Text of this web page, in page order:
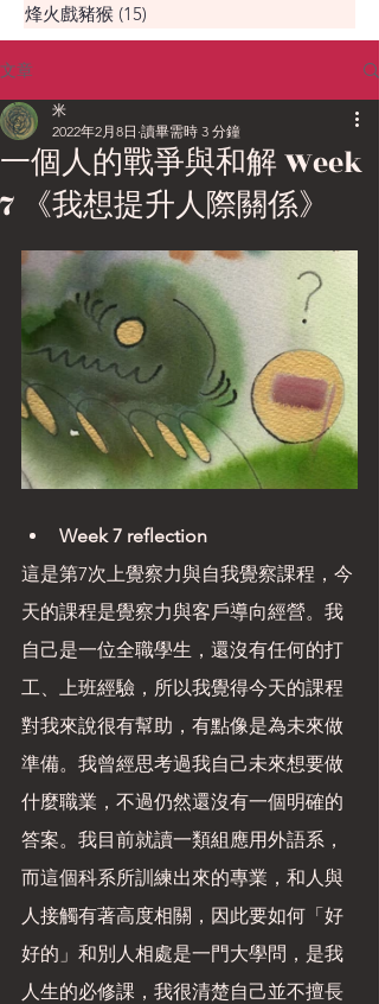
烽火戲豬猴 (15)
文章
一個人的戰爭與和解 Week
7 《我想提升人際關係》
米
2022年2月8日 讀畢需時 3 分鐘
Week 7 reflection
這是第7次上覺察力與自我覺察課程，今
天的課程是覺察力與客戶導向經營。我
自己是一位全職學生，還沒有任何的打
工、上班經驗，所以我覺得今天的課程
對我來說很有幫助，有點像是為未來做
準備。我曾經思考過我自己未來想要做
什麼職業，不過仍然還沒有一個明確的
答案。我目前就讀一類組應用外語系，
而這個科系所訓練出來的專業，和人與
人接觸有著高度相關，因此要如何「好
好的」和別人相處是一門大學問，是我
人生的必修課，我很清楚自己並不擅長